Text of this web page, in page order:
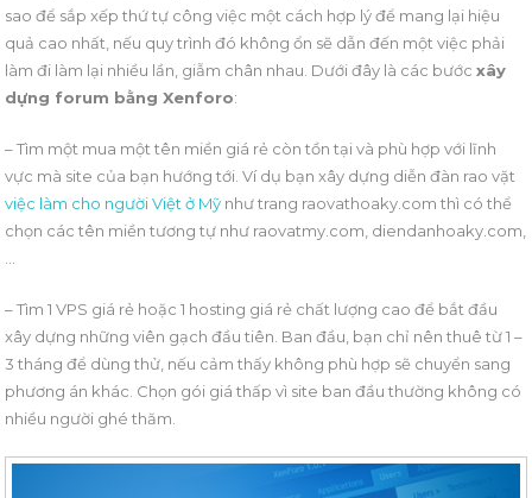
sao để sắp xếp thứ tự công việc một cách hợp lý để mang lại hiệu
quả cao nhất, nếu quy trình đó không ổn sẽ dẫn đến một việc phải
làm đi làm lại nhiều lần, giẫm chân nhau. Dưới đây là các bướcxây
dựng forum bằng Xenforo:
– Tìm một mua một tên miền giá rẻ còn tồn tại và phù hợp với lĩnh
vực mà site của bạn hướng tới. Ví dụ bạn xây dựng diễn đàn rao vặt
việc làm cho người Việt ở Mỹ như trang raovathoaky.com thì có thể
chọn các tên miền tương tự như raovatmy.com, diendanhoaky.com,
– Tìm 1 VPS giá rẻ hoặc 1 hosting giá rẻ chất lượng cao để bắt đầu
xây dựng những viên gạch đầu tiên. Ban đầu, bạn chỉ nên thuê từ 1 –
3 tháng để dùng thử, nếu cảm thấy không phù hợp sẽ chuyển sang
phương án khác. Chọn gói giá thấp vì site ban đầu thường không có
nhiều người ghé thăm.